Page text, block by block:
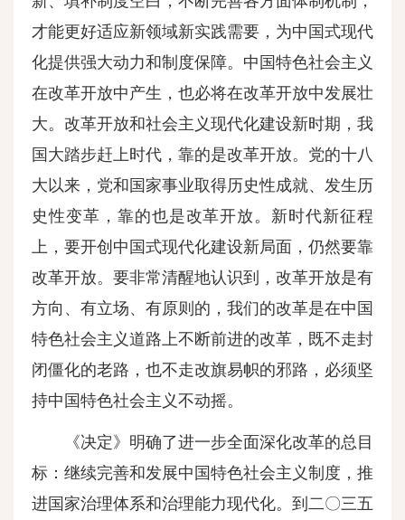
才能更好适应新领域新实践需要，为中国式现代
化提供强大动力和制度保障。中国特色社会主义
在改革开放中产生，也必将在改革开放中发展壮
大。改革开放和社会主义现代化建设新时期，我
国大踏步赶上时代，靠的是改革开放。党的十八
大以来，党和国家事业取得历史性成就、发生历
史性变革，靠的也是改革开放。新时代新征程
上，要开创中国式现代化建设新局面，仍然要靠
改革开放。要非常清醒地认识到，改革开放是有
方向、有立场、有原则的，我们的改革是在中国
特色社会主义道路上不断前进的改革，既不走封
闭僵化的老路，也不走改旗易帜的邪路，必须坚
持中国特色社会主义不动摇。
《决定》明确了进一步全面深化改革的总目
标：继续完善和发展中国特色社会主义制度，推
进国家治理体系和治理能力现代化。到二〇三五